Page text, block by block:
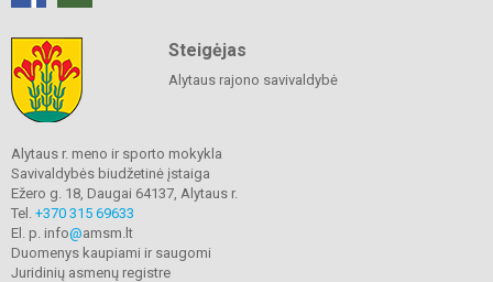
Steigėjas
Alytaus rajono savivaldybė
Alytaus r. meno ir sporto mokykla
Savivaldybės biudžetinė įstaiga
Ežero g. 18, Daugai 64137, Alytaus r.
Tel. +370 315 69633
El. p. info@amsm.lt
Duomenys kaupiami ir saugomi
Juridinių asmenų registre